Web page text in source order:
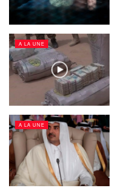
A LA UNE
A LA UNE